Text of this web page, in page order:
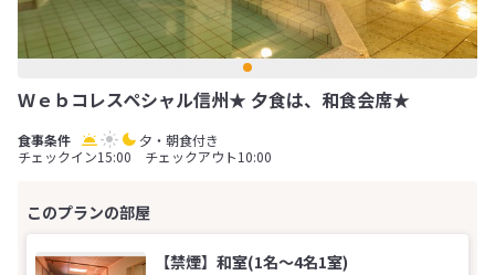
Ｗｅｂコレスペシャル信州★ 夕食は、和食会席★
夕・朝食付き
チェックイン15:00 チェックアウト10:00
【禁煙】和室(1名～4名1室)